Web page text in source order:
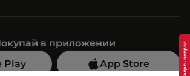
в приложении
Play
App Store